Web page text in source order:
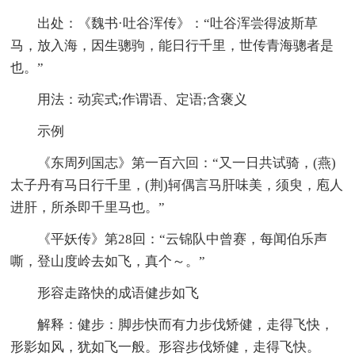
出处：《魏书·吐谷浑传》：“吐谷浑尝得波斯草
马，放入海，因生骢驹，能日行千里，世传青海骢者是
也。”
用法：动宾式;作谓语、定语;含褒义
示例
《东周列国志》第一百六回：“又一日共试骑，(燕)
太子丹有马日行千里，(荆)轲偶言马肝味美，须臾，庖人
进肝，所杀即千里马也。”
《平妖传》第28回：“云锦队中曾赛，每闻伯乐声
嘶，登山度岭去如飞，真个～。”
形容走路快的成语健步如飞
解释：健步：脚步快而有力步伐矫健，走得飞快，
形影如风，犹如飞一般。形容步伐矫健，走得飞快。